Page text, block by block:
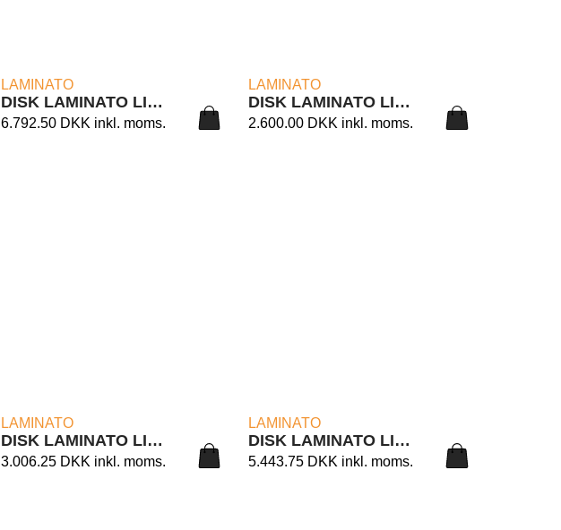
LAMINATO
DISK LAMINATO LIGHT 16/90
6.792.50 DKK inkl. moms.
LAMINATO
DISK LAMINATO LIGHT 4/90
2.600.00 DKK inkl. moms.
LAMINATO
DISK LAMINATO LIGHT 6/90
3.006.25 DKK inkl. moms.
LAMINATO
DISK LAMINATO LIGHT 6/90B
5.443.75 DKK inkl. moms.